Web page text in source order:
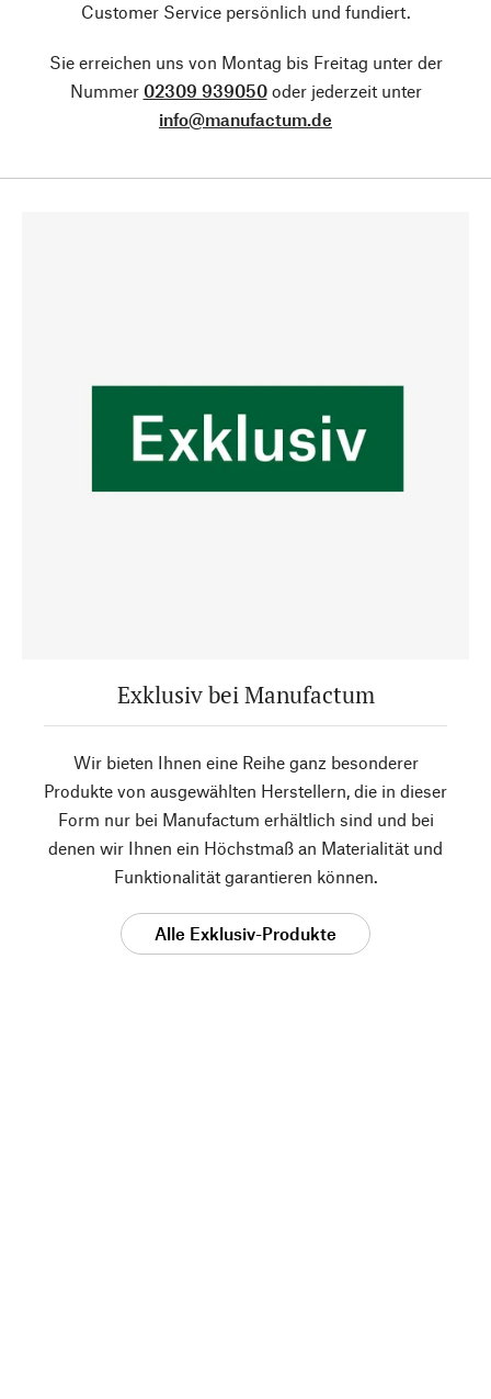
Customer Service persönlich und fundiert.
Sie erreichen uns von Montag bis Freitag unter der
Nummer 02309 939050oder jederzeit unter
info@manufactum.de
Exklusiv bei Manufactum
Wir bieten Ihnen eine Reihe ganz besonderer
Produkte von ausgewählten Herstellern, die in dieser
Form nur bei Manufactum erhältlich sind und bei
denen wir Ihnen ein Höchstmaß an Materialität und
Funktionalität garantieren können.
Alle Exklusiv-Produkte